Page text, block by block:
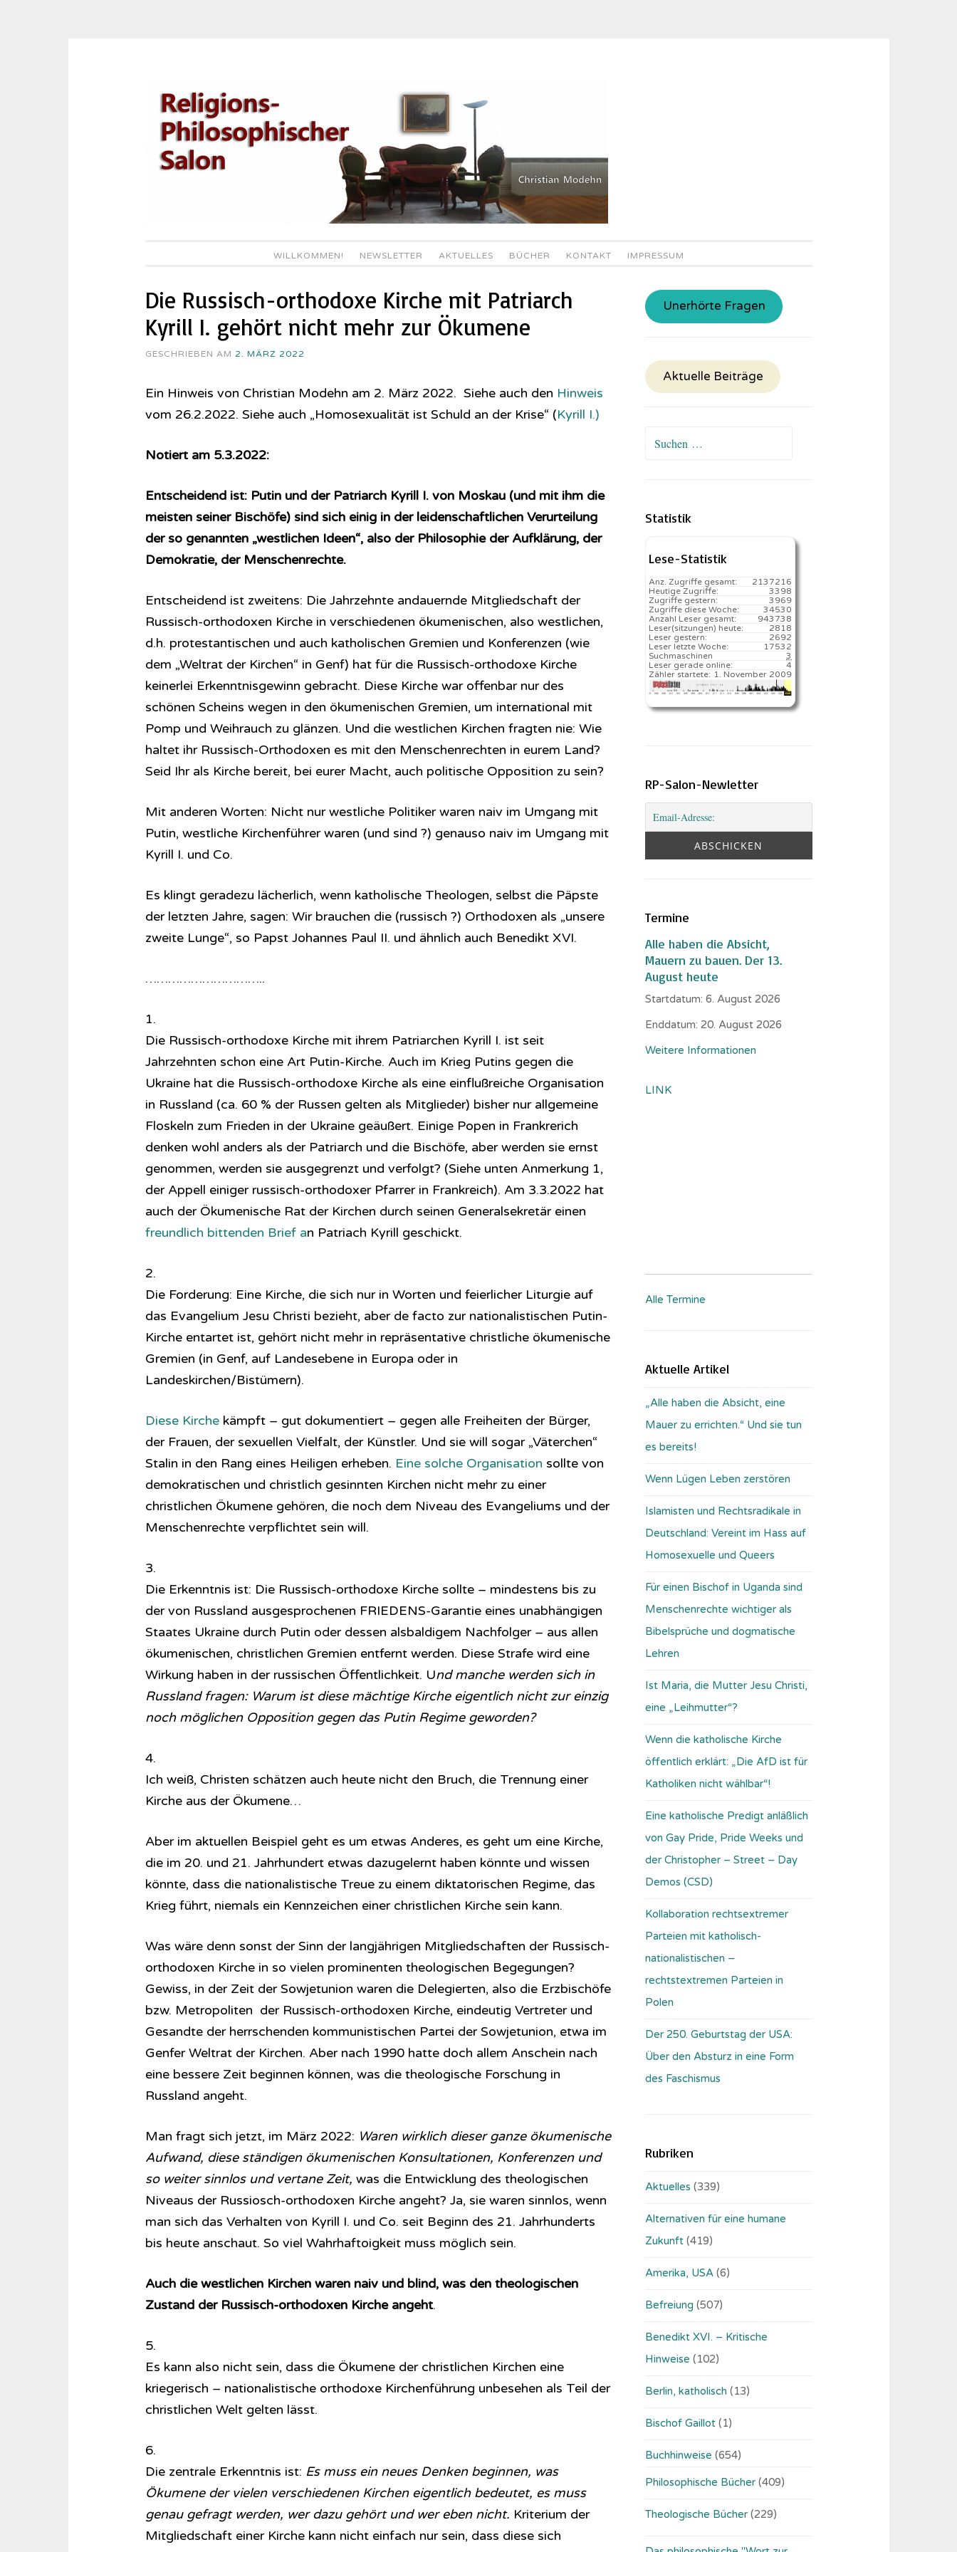
Inhalt
springen
WILLKOMMEN! NEWSLETTER AKTUELLES BÜCHER KONTAKT IMPRESSUM
Die Russisch-orthodoxe Kirche mit Patriarch
Kyrill I. gehört nicht mehr zur Ökumene
GESCHRIEBEN AM 2. MÄRZ 2022
Ein Hinweis von Christian Modehn am 2. März 2022. Siehe auch den Hinweis
vom 26.2.2022. Siehe auch „Homosexualität ist Schuld an der Krise“ (Kyrill I.)
Notiert am 5.3.2022:
Entscheidend ist: Putin und der Patriarch Kyrill I. von Moskau (und mit ihm die
meisten seiner Bischöfe) sind sich einig in der leidenschaftlichen Verurteilung
der so genannten „westlichen Ideen“, also der Philosophie der Aufklärung, der
Demokratie, der Menschenrechte.
Entscheidend ist zweitens: Die Jahrzehnte andauernde Mitgliedschaft der
Russisch-orthodoxen Kirche in verschiedenen ökumenischen, also westlichen,
d.h. protestantischen und auch katholischen Gremien und Konferenzen (wie
dem „Weltrat der Kirchen“ in Genf) hat für die Russisch-orthodoxe Kirche
keinerlei Erkenntnisgewinn gebracht. Diese Kirche war offenbar nur des
schönen Scheins wegen in den ökumenischen Gremien, um international mit
Pomp und Weihrauch zu glänzen. Und die westlichen Kirchen fragten nie: Wie
haltet ihr Russisch-Orthodoxen es mit den Menschenrechten in eurem Land?
Seid Ihr als Kirche bereit, bei eurer Macht, auch politische Opposition zu sein?
Mit anderen Worten: Nicht nur westliche Politiker waren naiv im Umgang mit
Putin, westliche Kirchenführer waren (und sind ?) genauso naiv im Umgang mit
Kyrill I. und Co.
Es klingt geradezu lächerlich, wenn katholische Theologen, selbst die Päpste
der letzten Jahre, sagen: Wir brauchen die (russisch ?) Orthodoxen als „unsere
zweite Lunge“, so Papst Johannes Paul II. und ähnlich auch Benedikt XVI.
…………………………..
1.
Die Russisch-orthodoxe Kirche mit ihrem Patriarchen Kyrill I. ist seit
Jahrzehnten schon eine Art Putin-Kirche. Auch im Krieg Putins gegen die
Ukraine hat die Russisch-orthodoxe Kirche als eine einflußreiche Organisation
in Russland (ca. 60 % der Russen gelten als Mitglieder) bisher nur allgemeine
Floskeln zum Frieden in der Ukraine geäußert. Einige Popen in Frankrerich
denken wohl anders als der Patriarch und die Bischöfe, aber werden sie ernst
genommen, werden sie ausgegrenzt und verfolgt? (Siehe unten Anmerkung 1,
der Appell einiger russisch-orthodoxer Pfarrer in Frankreich). Am 3.3.2022 hat
auch der Ökumenische Rat der Kirchen durch seinen Generalsekretär einen
freundlich bittenden Brief an Patriach Kyrill geschickt.
2.
Die Forderung: Eine Kirche, die sich nur in Worten und feierlicher Liturgie auf
das Evangelium Jesu Christi bezieht, aber de facto zur nationalistischen Putin-
Kirche entartet ist, gehört nicht mehr in repräsentative christliche ökumenische
Gremien (in Genf, auf Landesebene in Europa oder in
Landeskirchen/Bistümern).
Diese Kirchekämpft – gut dokumentiert – gegen alle Freiheiten der Bürger,
der Frauen, der sexuellen Vielfalt, der Künstler. Und sie will sogar „Väterchen“
Stalin in den Rang eines Heiligen erheben. Eine solche Organisation sollte von
demokratischen und christlich gesinnten Kirchen nicht mehr zu einer
christlichen Ökumene gehören, die noch dem Niveau des Evangeliums und der
Menschenrechte verpflichtet sein will.
3.
Die Erkenntnis ist: Die Russisch-orthodoxe Kirche sollte – mindestens bis zu
der von Russland ausgesprochenen FRIEDENS-Garantie eines unabhängigen
Staates Ukraine durch Putin oder dessen alsbaldigem Nachfolger – aus allen
ökumenischen, christlichen Gremien entfernt werden. Diese Strafe wird eine
Wirkung haben in der russischen Öffentlichkeit. Und manche werden sich in
Russland fragen: Warum ist diese mächtige Kirche eigentlich nicht zur einzig
noch möglichen Opposition gegen das Putin Regime geworden?
4.
Ich weiß, Christen schätzen auch heute nicht den Bruch, die Trennung einer
Kirche aus der Ökumene…
Aber im aktuellen Beispiel geht es um etwas Anderes, es geht um eine Kirche,
die im 20. und 21. Jahrhundert etwas dazugelernt haben könnte und wissen
könnte, dass die nationalistische Treue zu einem diktatorischen Regime, das
Krieg führt, niemals ein Kennzeichen einer christlichen Kirche sein kann.
Was wäre denn sonst der Sinn der langjährigen Mitgliedschaften der Russisch-
orthodoxen Kirche in so vielen prominenten theologischen Begegungen?
Gewiss, in der Zeit der Sowjetunion waren die Delegierten, also die Erzbischöfe
bzw. Metropoliten der Russisch-orthodoxen Kirche, eindeutig Vertreter und
Gesandte der herrschenden kommunistischen Partei der Sowjetunion, etwa im
Genfer Weltrat der Kirchen. Aber nach 1990 hatte doch allem Anschein nach
eine bessere Zeit beginnen können, was die theologische Forschung in
Russland angeht.
Man fragt sich jetzt, im März 2022: Waren wirklich dieser ganze ökumenische
Aufwand, diese ständigen ökumenischen Konsultationen, Konferenzen und
so weiter sinnlos und vertane Zeit, was die Entwicklung des theologischen
Niveaus der Russiosch-orthodoxen Kirche angeht? Ja, sie waren sinnlos, wenn
man sich das Verhalten von Kyrill I. und Co. seit Beginn des 21. Jahrhunderts
bis heute anschaut. So viel Wahrhaftoigkeit muss möglich sein.
Auch die westlichen Kirchen waren naiv und blind, was den theologischen
Zustand der Russisch-orthodoxen Kirche angeht.
5.
Es kann also nicht sein, dass die Ökumene der christlichen Kirchen eine
kriegerisch – nationalistische orthodoxe Kirchenführung unbesehen als Teil der
christlichen Welt gelten lässt.
6.
Die zentrale Erkenntnis ist: Es muss ein neues Denken beginnen, was
Ökumene der vielen verschiedenen Kirchen eigentlich bedeutet, es muss
genau gefragt werden, wer dazu gehört und wer eben nicht. Kriterium der
Mitgliedschaft einer Kirche kann nicht einfach nur sein, dass diese sich
Unerhörte Fragen
Aktuelle Beiträge
Suchen
Statistik
Lese-Statistik
2137216
Anz. Zugriffe gesamt:
3398
Heutige Zugriffe:
3969
Zugriffe gestern:
34530
Zugriffe diese Woche:
943738
Anzahl Leser gesamt:
2818️
Leser(sitzungen) heute:
2692
Leser gestern:
17532️
Leser letzte Woche:
3
Suchmaschinen
4
Leser gerade online:
1. November 2009
Zähler startete:
RP-Salon-Newletter
Termine
Alle haben die Absicht,
Mauern zu bauen. Der 13.
August heute
Startdatum:6. August 2026
Enddatum: 20. August 2026
Weitere Informationen
LINK
Alle Termine
Aktuelle Artikel
„Alle haben die Absicht, eine
Mauer zu errichten.“ Und sie tun
es bereits!
Wenn Lügen Leben zerstören
Islamisten und Rechtsradikale in
Deutschland: Vereint im Hass auf
Homosexuelle und Queers
Für einen Bischof in Uganda sind
Menschenrechte wichtiger als
Bibelsprüche und dogmatische
Lehren
Ist Maria, die Mutter Jesu Christi,
eine „Leihmutter“?
Wenn die katholische Kirche
öffentlich erklärt: „Die AfD ist für
Katholiken nicht wählbar“!
Eine katholische Predigt anläßlich
von Gay Pride, Pride Weeks und
der Christopher – Street – Day
Demos (CSD)
Kollaboration rechtsextremer
Parteien mit katholisch-
nationalistischen –
rechtstextremen Parteien in
Polen
Der 250. Geburtstag der USA:
Über den Absturz in eine Form
des Faschismus
Rubriken
Aktuelles (339)
Alternativen für eine humane
Zukunft (419)
Amerika, USA (6)
Befreiung (507)
Benedikt XVI. – Kritische
Hinweise (102)
Berlin, katholisch (13)
Bischof Gaillot (1)
Buchhinweise (654)
Philosophische Bücher (409)
Theologische Bücher (229)